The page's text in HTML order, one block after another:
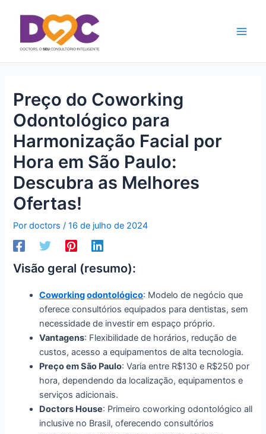
conteúdo
Preço do Coworking
Odontológico para
Harmonização Facial por
Hora em São Paulo:
Descubra as Melhores
Ofertas!
Pordoctors/16 de julho de 2024
Visão geral (resumo):
Coworkingodontológico: Modelo de negócio que
oferece consultórios equipados para dentistas, sem
necessidade de investir em espaço próprio.
Vantagens: Flexibilidade de horários, redução de
custos, acesso a equipamentos de alta tecnologia.
Preço em São Paulo: Varia entre R$130 e R$250 por
hora, dependendo da localização, equipamentos e
serviços adicionais.
Doctors House: Primeiro coworking odontológico all
inclusive no Brasil, oferecendo consultórios